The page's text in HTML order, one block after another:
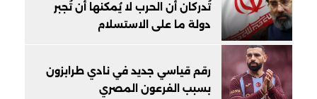
تُدركان أن الحرب لا يُمكنها أن تُجبر
دولة ما على الاستسلام
رقم قياسي جديد في نادي طرابزون
بسبب الفرعون المصري